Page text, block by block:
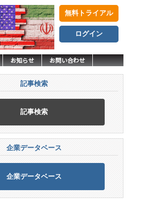
無料トライアル
ログイン
お知らせ お問い合わせ
記事検索
記事検索
企業データベース
企業データベース